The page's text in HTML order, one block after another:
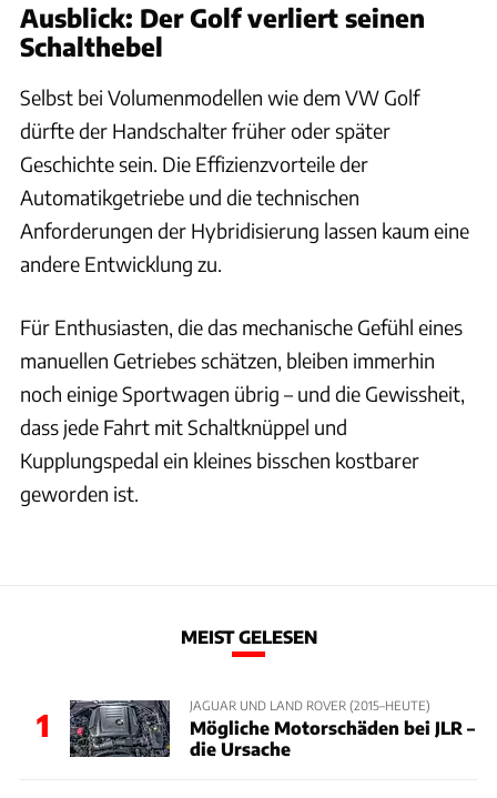
Ausblick: Der Golf verliert seinen
Schalthebel
Selbst bei Volumenmodellen wie dem VW Golf
dürfte der Handschalter früher oder später
Geschichte sein. Die Effizienzvorteile der
Automatikgetriebe und die technischen
Anforderungen der Hybridisierung lassen kaum eine
andere Entwicklung zu.
Für Enthusiasten, die das mechanische Gefühl eines
manuellen Getriebes schätzen, bleiben immerhin
noch einige Sportwagen übrig – und die Gewissheit,
dass jede Fahrt mit Schaltknüppel und
Kupplungspedal ein kleines bisschen kostbarer
geworden ist.
MEIST GELESEN
1
JAGUAR UND LAND ROVER (2015–HEUTE)
Mögliche Motorschäden bei JLR –
die Ursache